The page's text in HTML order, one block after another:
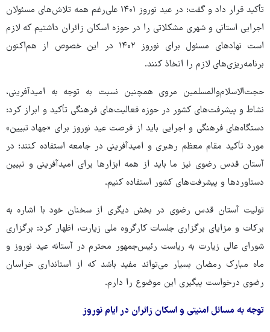
تأکید قرار داد و گفت: در عید نوروز ۱۴۰۱ علی‌رغم همه تلاش‌های مسئولان
اجرایی استانی و شهری مشکلاتی را در حوزه اسکان زائران داشتیم که لازم
است نهادهای مسئول برای نوروز ۱۴۰۲ در این خصوص از هم‌اکنون
برنامه‌ریزی‌های لازم را اتخاذ کنند.
حجت‌الاسلام‌والمسلمین مروی همچنین نسبت به توجه به امیدآفرینی،
نشاط و پیشرفت‌های کشور در حوزه فعالیت‌های فرهنگی تأکید و ابراز کرد:
دستگاه‌های فرهنگی و اجرایی باید از فرصت عید نوروز برای «جهاد تبیین»
مورد تأکید مقام معظم رهبری و امیدآفرینی در جامعه استفاده کنند؛ در
آستان قدس رضوی نیز ما باید از همه ابزارها برای امیدآفرینی و تبیین
دستاوردها و پیشرفت‌های کشور استفاده کنیم.
تولیت آستان قدس رضوی در بخش دیگری از سخنان خود با اشاره به
برکات و مزایای برگزاری جلسات کارگروه ملی زیارت، اظهار کرد: برگزاری
شورای عالی زیارت به ریاست رئیس‌جمهور محترم در آستانه عید نوروز و
ماه مبارک رمضان بسیار می‌تواند مفید باشد که از استانداری خراسان
رضوی درخواست پیگیری این موضوع را دارم.
توجه به مسائل امنیتی و اسکان زائران در ایام نوروز